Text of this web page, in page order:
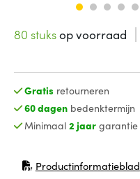
80 stuksop voorraad
Gratis retourneren
60 dagenbedenktermijn
Minimaal 2 jaargarantie
Productinformatieblad
(opent in nieuw venster)